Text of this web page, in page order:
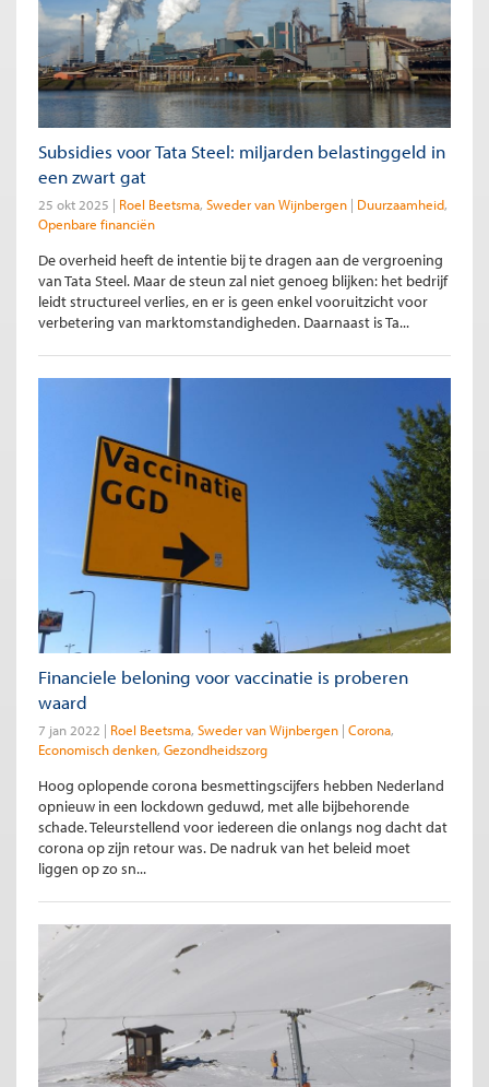
Subsidies voor Tata Steel: miljarden belastinggeld in
een zwart gat
25 okt 2025 Roel Beetsma Sweder van Wijnbergen
Duurzaamheid
Openbare financiën
De overheid heeft de intentie bij te dragen aan de vergroening
van Tata Steel. Maar de steun zal niet genoeg blijken: het bedrijf
leidt structureel verlies, en er is geen enkel vooruitzicht voor
verbetering van marktomstandigheden. Daarnaast is Ta...
Financiele beloning voor vaccinatie is proberen
waard
7 jan 2022 Roel Beetsma Sweder van Wijnbergen Corona
Economisch denken Gezondheidszorg
Hoog oplopende corona besmettingscijfers hebben Nederland
opnieuw in een lockdown geduwd, met alle bijbehorende
schade. Teleurstellend voor iedereen die onlangs nog dacht dat
corona op zijn retour was. De nadruk van het beleid moet
liggen op zo sn...